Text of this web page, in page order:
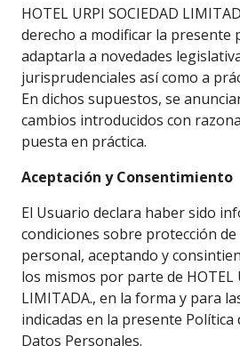
HOTEL URPI SOCIEDAD
derecho a modificar la presente
adaptarla a novedades
jurisprudenciales así como a
En dichos supuestos, se
cambios introducidos con
puesta en práctica.
Aceptación y Consentimiento
El Usuario declara haber sido
condiciones sobre protección
personal, aceptando y
los mismos por parte de HOTEL
LIMITADA., en la forma y para
indicadas en la presente Política
Datos Personales.